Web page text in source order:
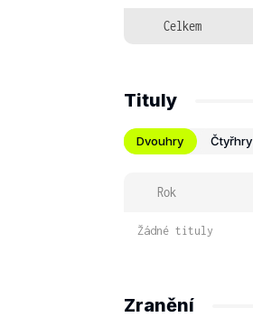
Celkem
Tituly
Dvouhry Čtyřhry
Rok
Žádné tituly
Zranění